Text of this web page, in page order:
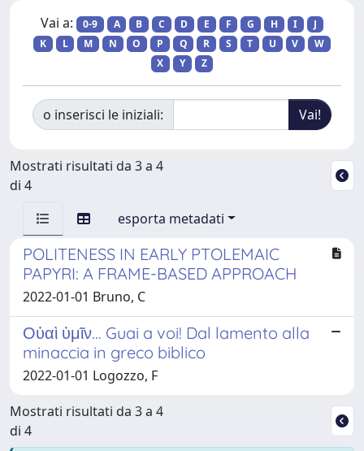
Vai a: 0-9 A B C D E F G H I
J
K
L M N O P Q R S T U V
W
X
Y Z
o inserisci le iniziali:
Mostrati risultati da 3 a 4
di 4
esporta metadati
POLITENESS IN EARLY PTOLEMAIC
PAPYRI: A FRAME-BASED APPROACH
2022-01-01 Bruno, C
Οὐαὶ ὑμῖν... Guai a voi! Dal lamento alla
minaccia in greco biblico
2022-01-01 Logozzo, F
Mostrati risultati da 3 a 4
di 4